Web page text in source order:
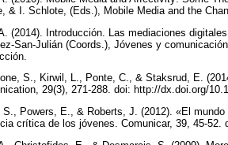
& I. Schlote, (Eds.), Mobile Media and the
(2014). Introducción. Las mediaciones
San-Julián (Coords.), Jóvenes y
S., Kirwil, L., Ponte, C., & Staksrud, E.
29(3), 271-288. doi: http://dx.doi.org/
S., Powers, E., & Roberts, J. (2012). «El
crítica de los jóvenes. Comunicar, 39, 45-